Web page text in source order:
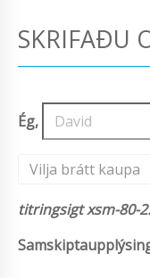
SKRIFAÐU
Ég,
Vilja brátt kaupa
titringsigt xsm-80-2.